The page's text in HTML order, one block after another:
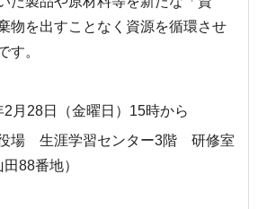
物を出すことなく資源を循環させ
す。
2月28日（金曜日）15時から
場 生涯学習センター3階 研修室
88番地）